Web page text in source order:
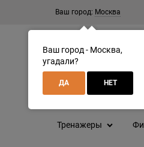
Ваш город: Москва
Тренажеры
Ваш город - Москва,
угадали?
ДА НЕТ